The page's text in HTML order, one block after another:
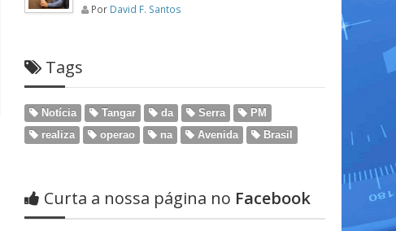
Por David F. Santos
Tags
Notícia Tangar da Serra
PM
realiza
operao na Avenida Brasil
Curta a nossa página no Facebook